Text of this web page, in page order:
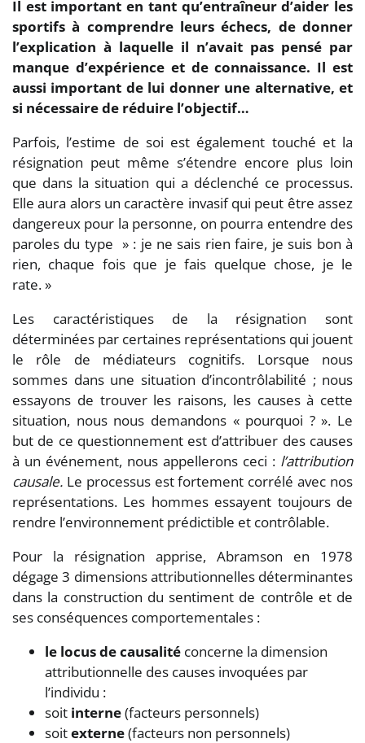
Il est important en tant qu’entraîneur d’aider les
sportifs à comprendre leurs échecs, de donner
l’explication à laquelle il n’avait pas pensé par
manque d’expérience et de connaissance. Il est
aussi important de lui donner une alternative, et
si nécessaire de réduire l’objectif…
Parfois, l’estime de soi est également touché et la
résignation peut même s’étendre encore plus loin
que dans la situation qui a déclenché ce processus.
Elle aura alors un caractère invasif qui peut être assez
dangereux pour la personne, on pourra entendre des
paroles du type » : je ne sais rien faire, je suis bon à
rien, chaque fois que je fais quelque chose, je le
rate. »
Les caractéristiques de la résignation sont
déterminées par certaines représentations qui jouent
le rôle de médiateurs cognitifs. Lorsque nous
sommes dans une situation d’incontrôlabilité ; nous
essayons de trouver les raisons, les causes à cette
situation, nous nous demandons « pourquoi ? ». Le
but de ce questionnement est d’attribuer des causes
à un événement, nous appellerons ceci : l’attribution
causale. Le processus est fortement corrélé avec nos
représentations. Les hommes essayent toujours de
rendre l’environnement prédictible et contrôlable.
Pour la résignation apprise, Abramson en 1978
dégage 3 dimensions attributionnelles déterminantes
dans la construction du sentiment de contrôle et de
ses conséquences comportementales :
le locus de causalité concerne la dimension
attributionnelle des causes invoquées par
l’individu :
soit interne(facteurs personnels)
soitexterne(facteurs non personnels)